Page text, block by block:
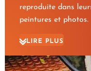
reproduite dans
peintures et photos.
Nous les remercions
site…
LIRE PLUS